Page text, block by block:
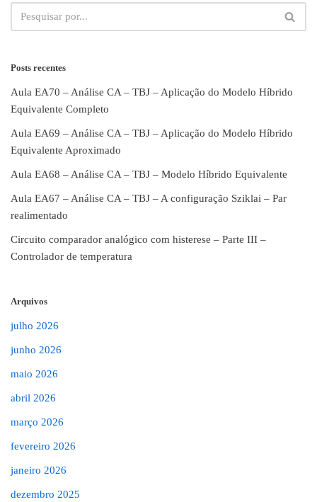
Posts recentes
Aula EA70 – Análise CA – TBJ – Aplicação do Modelo Híbrido
Equivalente Completo
Aula EA69 – Análise CA – TBJ – Aplicação do Modelo Híbrido
Equivalente Aproximado
Aula EA68 – Análise CA – TBJ – Modelo Híbrido Equivalente
Aula EA67 – Análise CA – TBJ – A configuração Sziklai – Par
realimentado
Circuito comparador analógico com histerese – Parte III –
Controlador de temperatura
Arquivos
julho 2026
junho 2026
maio 2026
abril 2026
março 2026
fevereiro 2026
janeiro 2026
dezembro 2025